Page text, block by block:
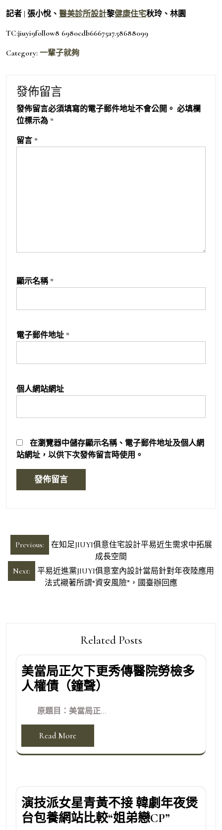
記者 | 張小悅、 醫美診所設計黎健康住宅秋玲、林園
TC:jiuyi9follow8 6980cdb66675a7.58688099
Category: 一輩子就夠
發佈留言
發佈留言必須填寫的電子郵件地址不會公開。 必填欄
位標示為 *
留言 *
顯示名稱 *
電子郵件地址 *
個人網站網址
在瀏覽器中儲存顯示名稱、電子郵件地址及個人網
站網址，以供下次發佈留言時使用。
文
章
導
Previous:
在知足JIUYI俱意住宅設計平易近生需求中拓展
成長空間
Next:
平易近進黨JIUYI俱意室內設計當局針對年夜陸應用
法式襯著所謂“資安風險”，國臺辦回應
Related Posts
美當局正欠下更秀傳醫院勞檢多
人權債（鐘聲）
原題目：美當局正...
Read More
演技派女星青黃不接 韓劇年夜煲
台包養網站比較“姐弟戀CP”